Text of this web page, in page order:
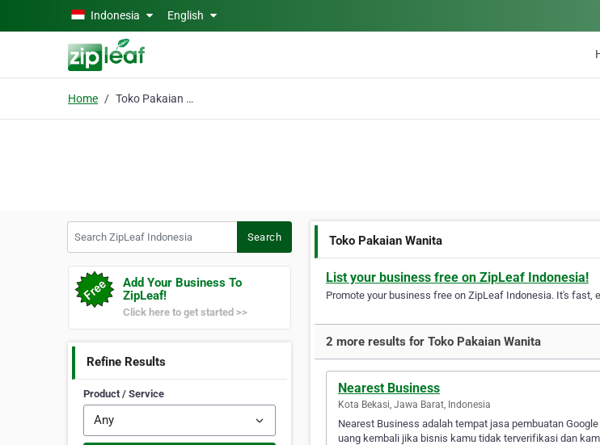
Skip to main contentIndonesia English
Home Toko Pakaian Wanita
Search
Add Your Business To
ZipLeaf!
Click here to get started >>
Refine Results
Product / Service
Toko Pakaian Wanita
List your business free on ZipLeaf Indonesia!
Promote your business free on ZipLeaf Indonesia. It's fast,
2 more results for Toko Pakaian Wanita
Nearest Business
Kota Bekasi, Jawa Barat, Indonesia
Nearest Business adalah tempat jasa pembuatan
uang kembali jika bisnis kamu tidak terverifikasi dan